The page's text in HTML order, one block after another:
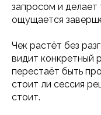
запросом и делает
ощущается
Чек растёт без
видит конкретный
перестаёт быть
стоит ли сессия
стоит.